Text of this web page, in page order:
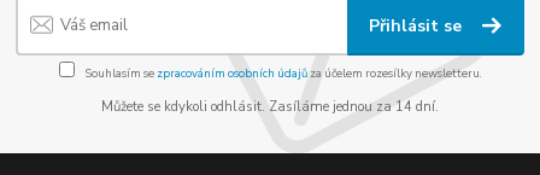
Přihlásit se
Souhlasím se zpracováním osobních údajůza účelem rozesílky newsletteru.
Můžete se kdykoli odhlásit. Zasíláme jednou za 14 dní.